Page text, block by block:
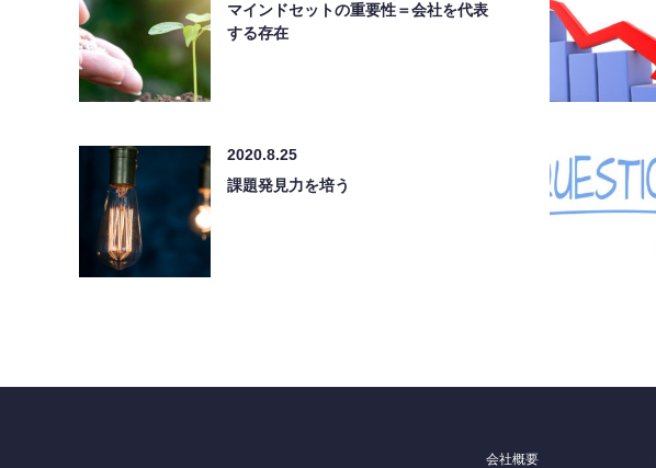
マインドセットの重要性＝会社を代表
する存在
2020.8.25
課題発見力を培う
会社概要